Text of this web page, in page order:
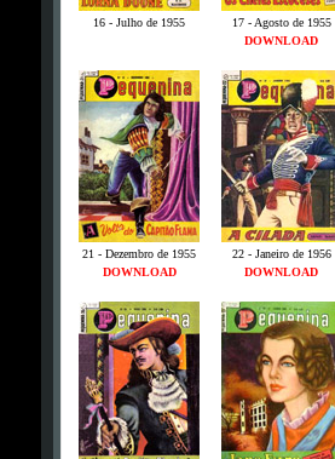
16 - Julho de 1955
17 - Agosto de 1955
DOWNLOAD
21 - Dezembro de 1955
22 - Janeiro de 1956
DOWNLOAD
DOWNLOAD